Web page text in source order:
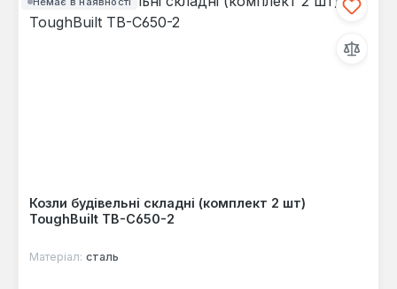
Козли будівельні складні (комплект 2 шт)
ToughBuilt TB-C650-2
Матеріал: сталь